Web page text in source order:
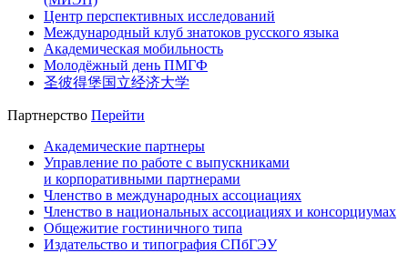
Центр перспективных исследований
Международный клуб знатоков русского языка
Академическая мобильность
Молодёжный день ПМГФ
圣彼得堡国立经济大学
Партнерство Перейти
Академические партнеры
Управление по работе с выпускниками
и корпоративными партнерами
Членство в международных ассоциациях
Членство в национальных ассоциациях и консорциумах
Общежитие гостиничного типа
Издательство и типография СПбГЭУ